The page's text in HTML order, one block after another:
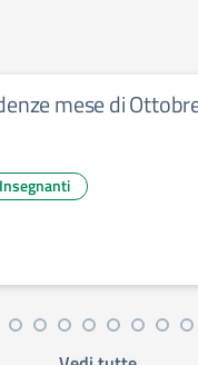
mese di
Insegnanti